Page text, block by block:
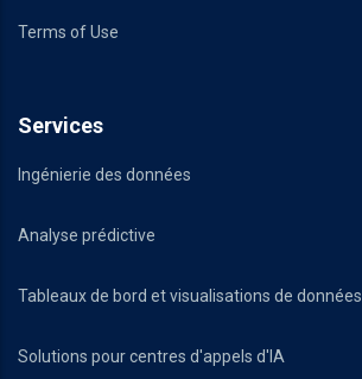
Terms of Use
Services
Ingénierie des données
Analyse prédictive
Tableaux de bord et visualisations de données
Solutions pour centres d'appels d'IA